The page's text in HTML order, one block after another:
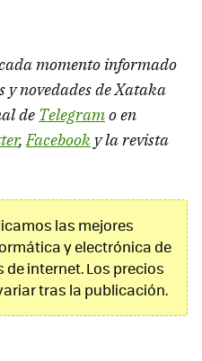
momento informado
novedades de Xataka
de Telegramo en
,Facebook y la revista
las mejores
y electrónica de
internet. Los precios
tras la publicación.